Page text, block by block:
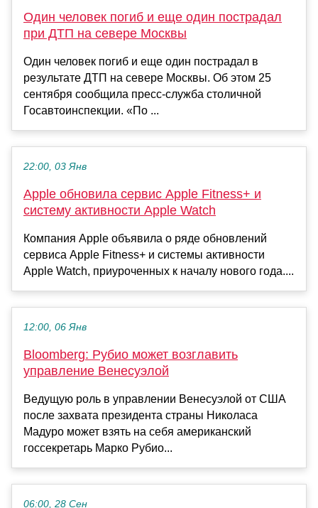
Один человек погиб и еще один пострадал
при ДТП на севере Москвы
Один человек погиб и еще один пострадал в
результате ДТП на севере Москвы. Об этом 25
сентября сообщила пресс-служба столичной
Госавтоинспекции. «По ...
22:00, 03 Янв
Apple обновила сервис Apple Fitness+ и
систему активности Apple Watch
Компания Apple объявила о ряде обновлений
сервиса Apple Fitness+ и системы активности
Apple Watch, приуроченных к началу нового года....
12:00, 06 Янв
Bloomberg: Рубио может возглавить
управление Венесуэлой
Ведущую роль в управлении Венесуэлой от США
после захвата президента страны Николаса
Мадуро может взять на себя американский
госсекретарь Марко Рубио...
06:00, 28 Сен